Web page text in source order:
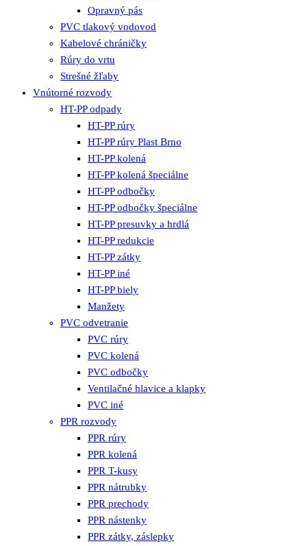
Opravný pás
PVC tlakový vodovod
Kabelové chráničky
Rúry do vrtu
Strešné žľaby
Vnútorné rozvody
HT-PP odpady
HT-PP rúry
HT-PP rúry Plast Brno
HT-PP kolená
HT-PP kolená špeciálne
HT-PP odbočky
HT-PP odbočky špeciálne
HT-PP presuvky a hrdlá
HT-PP redukcie
HT-PP zátky
HT-PP iné
HT-PP biely
Manžety
PVC odvetranie
PVC rúry
PVC kolená
PVC odbočky
Ventilačné hlavice a klapky
PVC iné
PPR rozvody
PPR rúry
PPR kolená
PPR T-kusy
PPR nátrubky
PPR prechody
PPR nástenky
PPR zátky, záslepky